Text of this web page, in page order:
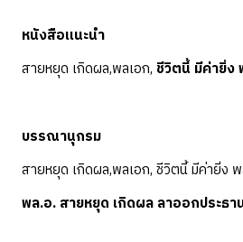
หนังสือแนะนำ
สายหยุด เกิดผล,พลเอก, ชีวิตนี้ มีค่ายิ่ง
บรรณานุกรม
สายหยุด เกิดผล,พลเอก, ชีวิตนี้ มีค่ายิ่ง
พล.อ. สายหยุด เกิดผล ลาออกประธา